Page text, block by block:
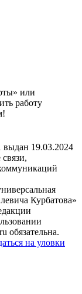
или
работу
19.03.2024
Курбатова»
обязательна.
на уловки